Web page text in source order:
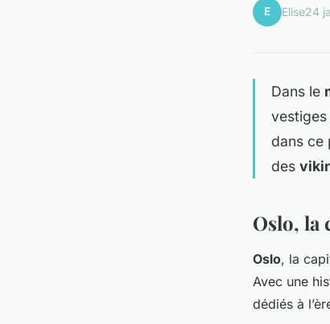
E Elise24
Dans le
dans ce
des
Oslo, la
Oslo, la
Avec une
dédiés à